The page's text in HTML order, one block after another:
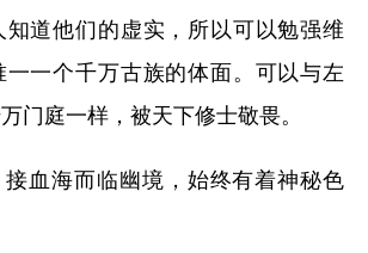
知道他们的虚实，所以可以勉强维
一个千万古族的体面。可以与左
门庭一样，被天下修士敬畏。
血海而临幽境，始终有着神秘色